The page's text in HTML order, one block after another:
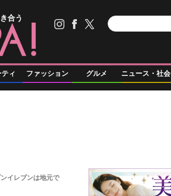
合う
ィ ファッション グルメ ニュース・社会
イレブンは地元で